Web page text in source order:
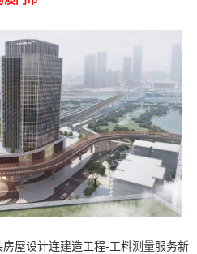
屋设计连建造工程-工料测量服务新